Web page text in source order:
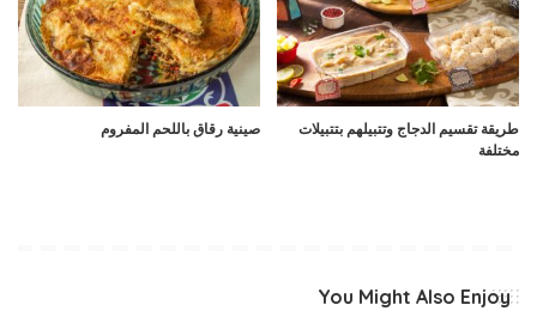
طريقة تقسيم الدجاج وتتبيلهم بتتبيلات
مختلفة
صينية رقاق باللحم المفروم
You Might Also Enjoy